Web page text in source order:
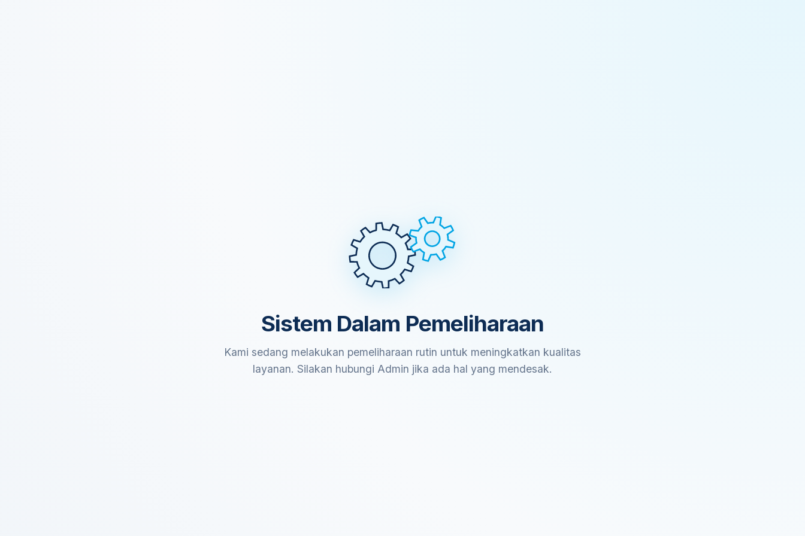
Sistem Dalam Pemeliharaan
Kami sedang melakukan pemeliharaan rutin untuk meningkatkan kualitas
layanan. Silakan hubungi Admin jika ada hal yang mendesak.